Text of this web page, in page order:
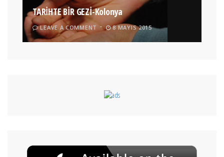
TARİHTE BİR GEZİ-Kolonya
LEAVE A COMMENT 8 MAYIS 2015